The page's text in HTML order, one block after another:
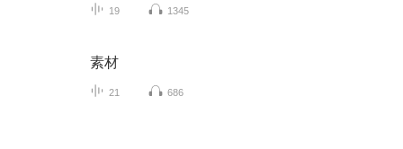
19 1345
素材
21 686